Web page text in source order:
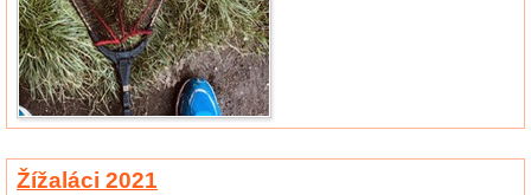
Žížaláci 2021